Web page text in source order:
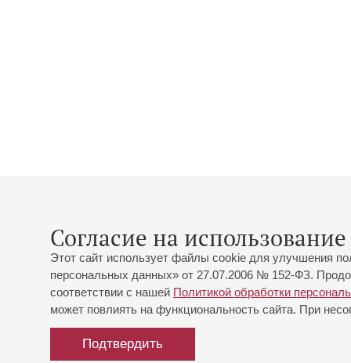
Согласие на
Этот сайт использует файлы cookie для улучшения
персональных данных» от 27.07.2006 № 152-ФЗ.
соответствии с нашей Политикой обработки
может повлиять на функциональность сайта. При
Подтвердить